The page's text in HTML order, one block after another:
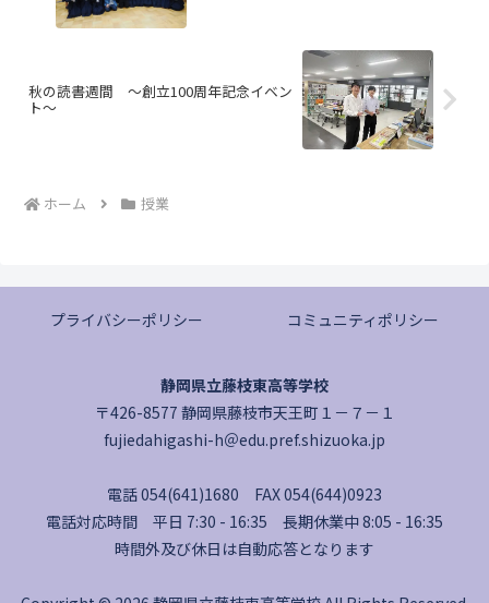
秋の読書週間 ～創立100周年記念イベン
ト～
ホーム 授業
プライバシーポリシー コミュニティポリシー
静岡県立藤枝東高等学校
〒426-8577 静岡県藤枝市天王町１－７－１
fujiedahigashi-h＠edu.pref.shizuoka.jp
電話 054(641)1680 FAX 054(644)0923
電話対応時間 平日 7:30 - 16:35 長期休業中 8:05 - 16:35
時間外及び休日は自動応答となります